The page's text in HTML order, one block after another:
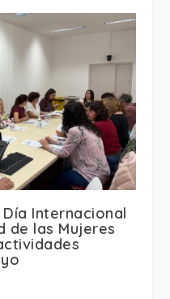
Internacional
de las Mujeres